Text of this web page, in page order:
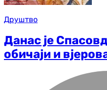
Друштво
Данас је
обичаји и